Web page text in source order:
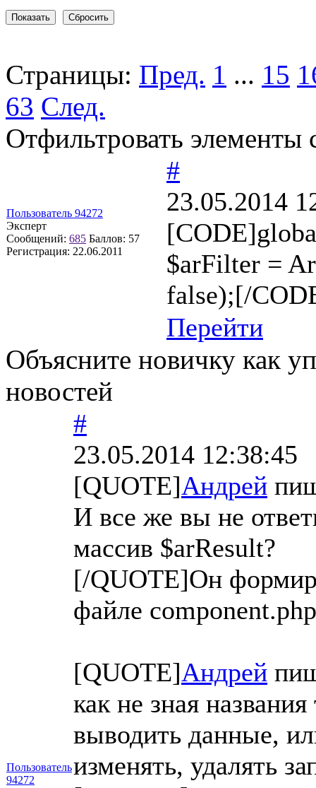
Страницы: Пред. 1 ... 15
63 След.
Отфильтровать
Пользователь 94272
Эксперт
Сообщений: 685 Баллов: 57
Регистрация: 22.06.2011
#
23.05.2014
$arFilter =
false);[/
Перейти
Объясните новичку как
новостей
Пользователь
94272
#
23.05.2014 12:38:45
[QUOTE]Андрей
И все же вы не
массив $arResult?
[/QUOTE]Он
файле
[QUOTE]Андрей
как не зная
выводить данные,
изменять, удалять